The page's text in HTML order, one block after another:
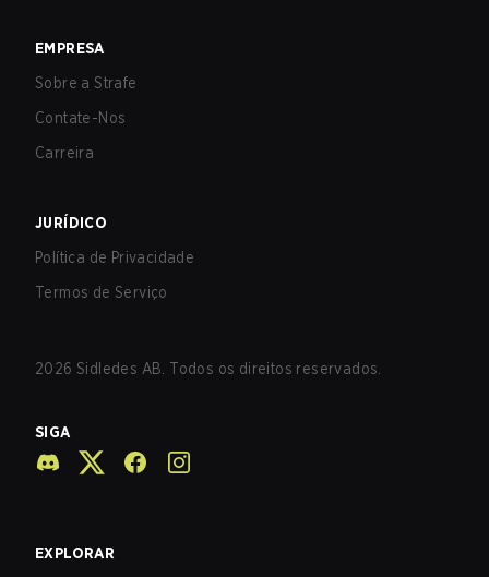
EMPRESA
Sobre a Strafe
Contate-Nos
Carreira
JURÍDICO
Política de Privacidade
Termos de Serviço
2026 Sidledes AB. Todos os direitos reservados.
SIGA
EXPLORAR